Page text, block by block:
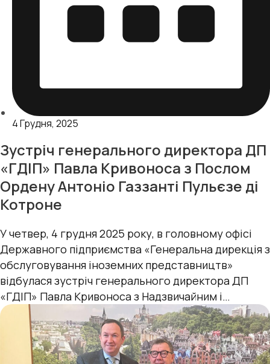
4 Грудня, 2025
Зустріч генерального директора ДП
«ГДІП» Павла Кривоноса з Послом
Ордену Антоніо Газзанті Пульєзе ді
Котроне
У четвер, 4 грудня 2025 року, в головному офісі
Державного підприємства «Генеральна дирекція з
обслуговування іноземних представництв»
відбулася зустріч генерального директора ДП
«ГДІП» Павла Кривоноса з Надзвичайним і
Повноважним Послом